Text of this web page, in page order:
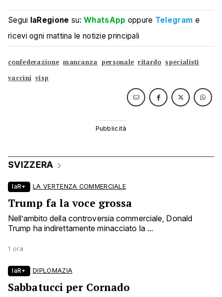
Segui laRegione su:WhatsApp oppure Telegram e
ricevi ogni mattina le notizie principali
confederazione mancanza personale ritardo specialisti
vaccini visp
SVIZZERA
laR+ LA VERTENZA COMMERCIALE
Trump fa la voce grossa
Nell’ambito della controversia commerciale, Donald
Trump ha indirettamente minacciato la ...
1 ora
laR+ DIPLOMAZIA
Sabbatucci per Cornado